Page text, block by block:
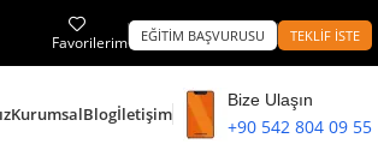
Favorilerim EĞİTİM BAŞVURUSU TEKLİF İSTE
KurumsalBlogİletişim
Bize Ulaşın
+90 542 804 09 55